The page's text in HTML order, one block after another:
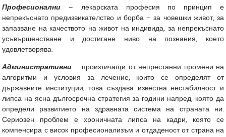
Професионални – лекарската професия по принцип е
непрекъснато предизвикателство и борба – за човешки живот, за
запазване на качеството на живот на индивида, за непрекъснато
усъвършенстване и достигане ниво на познания, което
удовлетворява.
Административни – произтичащи от непрестанни промени на
алгоритми и условия за лечение, които се определят от
държавните институции, това създава известна нестабилност и
липса на ясна дългосрочна стратегия за години напред, която да
определи развитието на здравната система на страната ни.
Сериозен проблем е хроничната липса на кадри, която се
компенсира с висок професионализъм и отдаденост от страна на